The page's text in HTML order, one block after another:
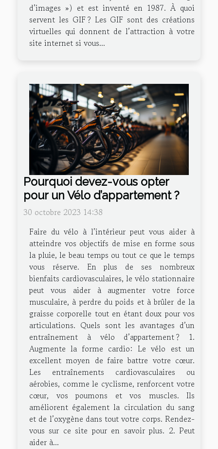
d’images ») et est inventé en 1987. À quoi
servent les GIF ? Les GIF sont des créations
virtuelles qui donnent de l’attraction à votre
site internet si vous...
Pourquoi devez-vous opter
pour un Vélo d’appartement ?
30 octobre 2023 14:38
Faire du vélo à l’intérieur peut vous aider à
atteindre vos objectifs de mise en forme sous
la pluie, le beau temps ou tout ce que le temps
vous réserve. En plus de ses nombreux
bienfaits cardiovasculaires, le vélo stationnaire
peut vous aider à augmenter votre force
musculaire, à perdre du poids et à brûler de la
graisse corporelle tout en étant doux pour vos
articulations. Quels sont les avantages d’un
entraînement à vélo d’appartement ? 1.
Augmente la forme cardio: Le vélo est un
excellent moyen de faire battre votre cœur.
Les entraînements cardiovasculaires ou
aérobies, comme le cyclisme, renforcent votre
cœur, vos poumons et vos muscles. Ils
améliorent également la circulation du sang
et de l’oxygène dans tout votre corps. Rendez-
vous sur ce site pour en savoir plus. 2. Peut
aider à...